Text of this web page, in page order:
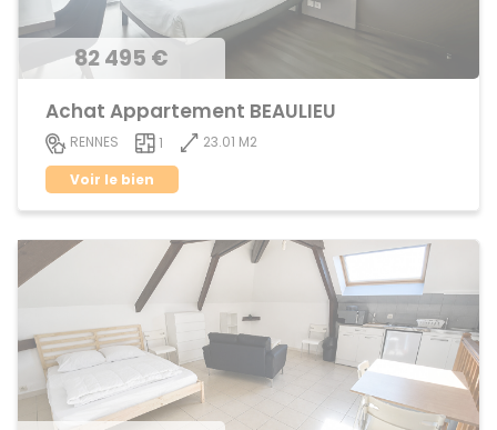
82 495 €
Achat Appartement BEAULIEU
RENNES 1
23.01 M2
Voir le bien